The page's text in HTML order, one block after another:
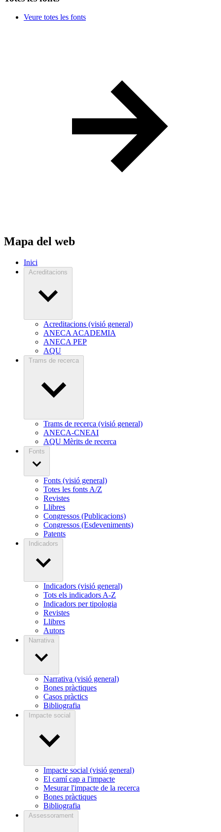
Veure totes les fonts
Mapa del web
Inici
Acreditacions
Acreditacions (visió general)
ANECA ACADEMIA
ANECA PEP
AQU
Trams de recerca
Trams de recerca (visió general)
ANECA-CNEAI
AQU Mèrits de recerca
Fonts
Fonts (visió general)
Totes les fonts A/Z
Revistes
Llibres
Congressos (Publicacions)
Congressos (Esdeveniments)
Patents
Indicadors
Indicadors (visió general)
Tots els indicadors A-Z
Indicadors per tipologia
Revistes
Llibres
Autors
Narrativa
Narrativa (visió general)
Bones pràctiques
Casos pràctics
Bibliografia
Impacte social
Impacte social (visió general)
El camí cap a l'impacte
Mesurar l'impacte de la recerca
Bones pràctiques
Bibliografia
Assessorament